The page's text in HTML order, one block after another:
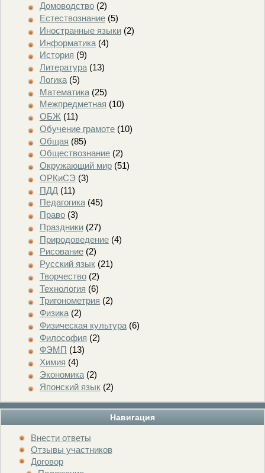
Домоводство(2)
Естествознание(5)
Иностранные языки(2)
Информатика(4)
История (9)
Литература(13)
Логика(5)
Математика(25)
Межпредметная (10)
ОБЖ (11)
Обучение грамоте(10)
Общая (85)
Обществознание(2)
Окружающий мир(51)
ОРКиСЭ(3)
ПДД (11)
Педагогика(45)
Право(3)
Праздники(27)
Природоведение(4)
Рисование(2)
Русский язык(21)
Творчество(2)
Технология (6)
Тригонометрия (2)
Физика(2)
Физическая культура(6)
Философия (2)
ФЭМП (13)
Химия (4)
Экономика(2)
Японский язык(2)
Навигация
Внести ответы
Отзывы участников
Договор